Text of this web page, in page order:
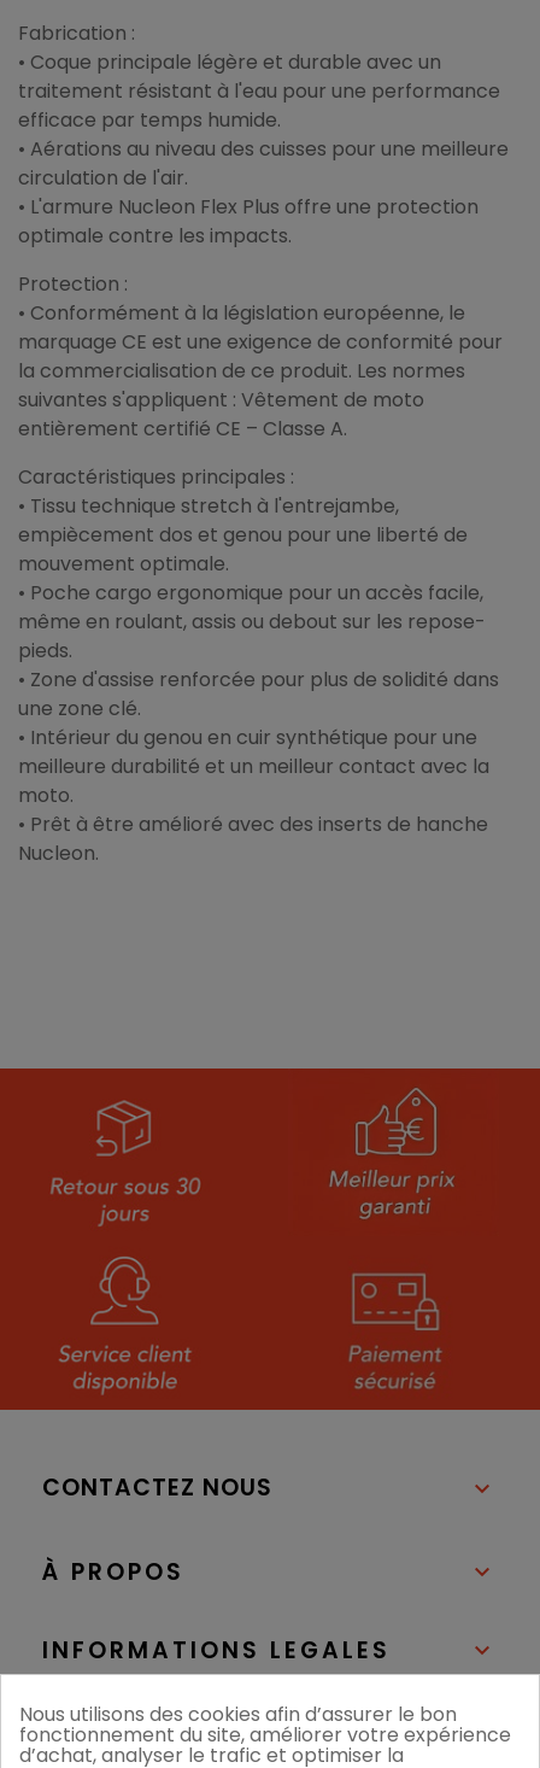
Fabrication :
• Coque principale légère et durable avec un
traitement résistant à l'eau pour une performance
efficace par temps humide.
• Aérations au niveau des cuisses pour une meilleure
circulation de l'air.
• L'armure Nucleon Flex Plus offre une protection
optimale contre les impacts.
Protection :
• Conformément à la législation européenne, le
marquage CE est une exigence de conformité pour
la commercialisation de ce produit. Les normes
suivantes s'appliquent : Vêtement de moto
entièrement certifié CE – Classe A.
Caractéristiques principales :
• Tissu technique stretch à l'entrejambe,
empiècement dos et genou pour une liberté de
mouvement optimale.
• Poche cargo ergonomique pour un accès facile,
même en roulant, assis ou debout sur les repose-
pieds.
• Zone d'assise renforcée pour plus de solidité dans
une zone clé.
• Intérieur du genou en cuir synthétique pour une
meilleure durabilité et un meilleur contact avec la
moto.
• Prêt à être amélioré avec des inserts de hanche
Nucleon.
CONTACTEZ NOUS 
À PROPOS 
INFORMATIONS LEGALES 
NOS BOUTIQUES 
Nous utilisons des cookies afin d’assurer le bon
fonctionnement du site, améliorer votre expérience
d’achat, analyser le trafic et optimiser la